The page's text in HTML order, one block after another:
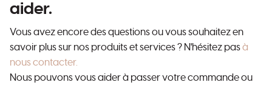
aider.
Vous avez encore des questions ou vous souhaitez en
savoir plus sur nos produits et services ? N'hésitez pasà
nous contacter.
Nous pouvons vous aider à passer votre commande ou